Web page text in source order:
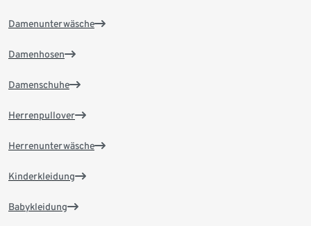
Damenunterwäsche
Damenhosen
Damenschuhe
Herrenpullover
Herrenunterwäsche
Kinderkleidung
Babykleidung